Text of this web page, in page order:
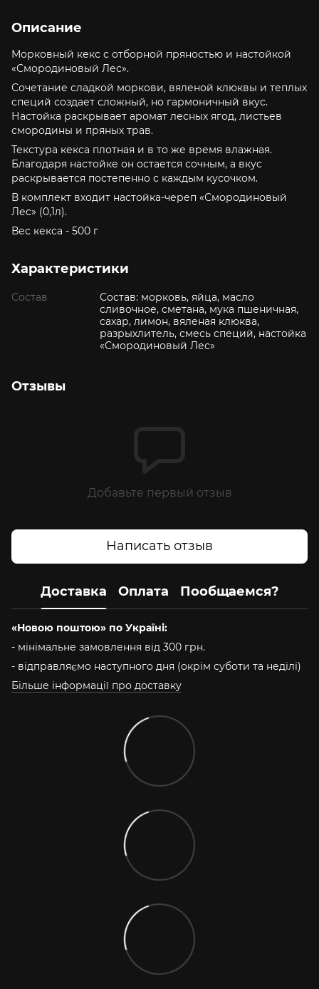
Описание
Морковный кекс с отборной пряностью и настойкой
«Смородиновый Лес».
Сочетание сладкой моркови, вяленой клюквы и теплых
специй создает сложный, но гармоничный вкус.
Настойка раскрывает аромат лесных ягод, листьев
смородины и пряных трав.
Текстура кекса плотная и в то же время влажная.
Благодаря настойке он остается сочным, а вкус
раскрывается постепенно с каждым кусочком.
В комплект входит настойка-череп «Смородиновый
Лес» (0,1л).
Вес кекса - 500 г
Характеристики
Состав
Состав: морковь, яйца, масло
сливочное, сметана, мука пшеничная,
сахар, лимон, вяленая клюква,
разрыхлитель, смесь специй, настойка
«Смородиновый Лес»
Отзывы
Добавьте первый отзыв
Написать отзыв
Доставка Оплата Пообщаемся?
«Новою поштою» по Україні:
- мінімальне замовлення від 300 грн.
- відправляємо наступного дня (окрім суботи та неділі)
Більше інформації про доставку